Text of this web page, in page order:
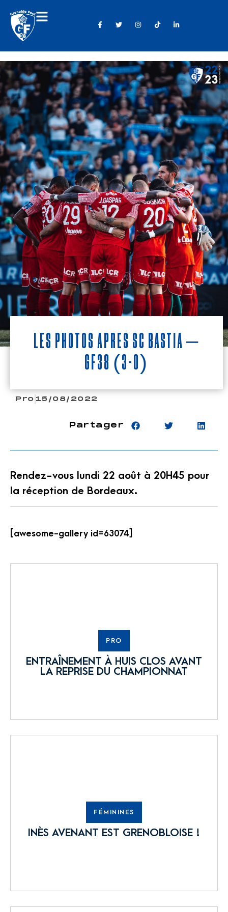
Les photos après SC BASTIA –
GF38 (3-0)
Pro 15/08/2022
Partager
Rendez-vous lundi 22 août à 20H45 pour
la réception de Bordeaux.
[awesome-gallery id=63074]
PRO
ENTRAÎNEMENT À HUIS CLOS AVANT
LA REPRISE DU CHAMPIONNAT
FÉMININES
INÈS AVENANT EST GRENOBLOISE !